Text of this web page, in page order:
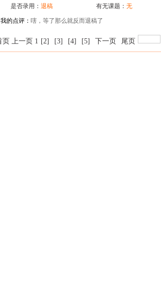
是否录用： 退稿 有无课题： 无
我的点评： 嗐，等了那么就反而退稿了
页 上一页 1 [2] [3] [4] [5] 下一页 尾页